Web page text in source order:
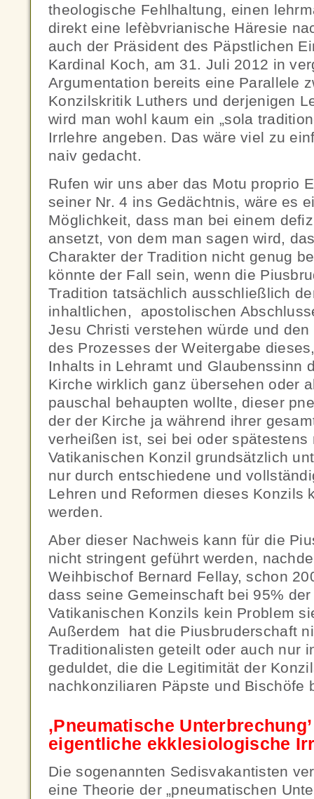
theologische Fehlhaltung, einen
direkt eine lefèbvrianische Häresie
auch der Präsident des Päpstlichen
Kardinal Koch, am 31. Juli 2012 in
Argumentation bereits eine Parallele
Konzilskritik Luthers und derjenigen
wird man wohl kaum ein „sola
Irrlehre angeben. Das wäre viel zu
naiv gedacht.
Rufen wir uns aber das Motu proprio
seiner Nr. 4 ins Gedächtnis, wäre es
Möglichkeit, dass man bei einem
ansetzt, von dem man sagen wird,
Charakter der Tradition nicht genug
könnte der Fall sein, wenn die
Tradition tatsächlich ausschließlich
inhaltlichen, apostolischen
Jesu Christi verstehen würde und
des Prozesses der Weitergabe
Inhalts in Lehramt und Glaubenssinn
Kirche wirklich ganz übersehen oder
pauschal behaupten wollte, dieser
der der Kirche ja während ihrer
verheißen ist, sei bei oder spätestens
Vatikanischen Konzil grundsätzlich
nur durch entschiedene und
Lehren und Reformen dieses Konzils
werden.
Aber dieser Nachweis kann für die
nicht stringent geführt werden,
Weihbischof Bernard Fellay, schon
dass seine Gemeinschaft bei 95%
Vatikanischen Konzils kein Problem
Außerdem hat die Piusbruderschaft
Traditionalisten geteilt oder auch nur
geduldet, die die Legitimität der
nachkonziliaren Päpste und Bischöfe
‚Pneumatische
eigentliche ekklesiologische
Die sogenannten Sedisvakantisten
eine Theorie der „pneumatischen